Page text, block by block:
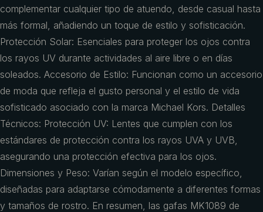
complementar cualquier tipo de atuendo, desde casual hasta
más formal, añadiendo un toque de estilo y sofisticación.
Protección Solar: Esenciales para proteger los ojos contra
los rayos UV durante actividades al aire libre o en días
soleados. Accesorio de Estilo: Funcionan como un accesorio
de moda que refleja el gusto personal y el estilo de vida
sofisticado asociado con la marca Michael Kors. Detalles
Técnicos: Protección UV: Lentes que cumplen con los
estándares de protección contra los rayos UVA y UVB,
asegurando una protección efectiva para los ojos.
Dimensiones y Peso: Varían según el modelo específico,
diseñadas para adaptarse cómodamente a diferentes formas
y tamaños de rostro. En resumen, las gafas MK1089 de